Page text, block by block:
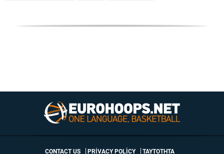
CONTACT US PRIVACY POLICY ΤΑΥΤΟΤΗΤΑ